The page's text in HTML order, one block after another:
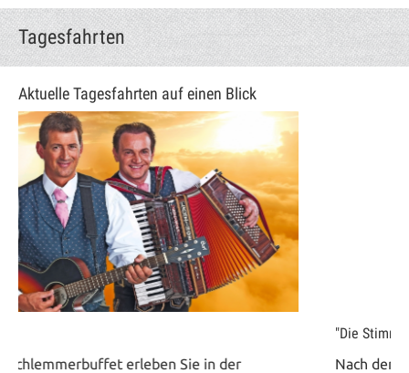
Tagesfahrten
Aktuelle Tagesfahrten auf einen Blick
Nach dem umfangreichen Mittagsbuffet erleben Sie